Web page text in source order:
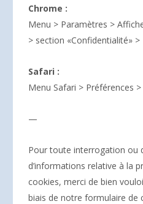
Chrome :
Menu > Paramètres >
> section «Confidentialité»
Safari :
Menu Safari > Préférences
—
Pour toute interrogation ou
d’informations relative à la
cookies, merci de bien
biais de notre formulaire de